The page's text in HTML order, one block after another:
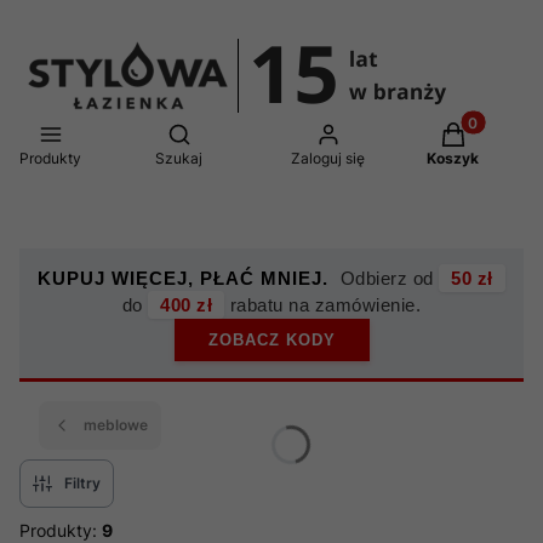
Produkty
Otwórz wyszukiwarkę
Szukaj Zaloguj się
Produkty
Koszyk
KUPUJ WIĘCEJ, PŁAĆ MNIEJ. Odbierz od
50 zł
do
400 zł rabatu na zamówienie.
ZOBACZ KODY
meblowe
Filtry
Produkty: 9